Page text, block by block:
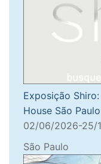
Exposição
House São
02/06/2026-25/
São Paulo